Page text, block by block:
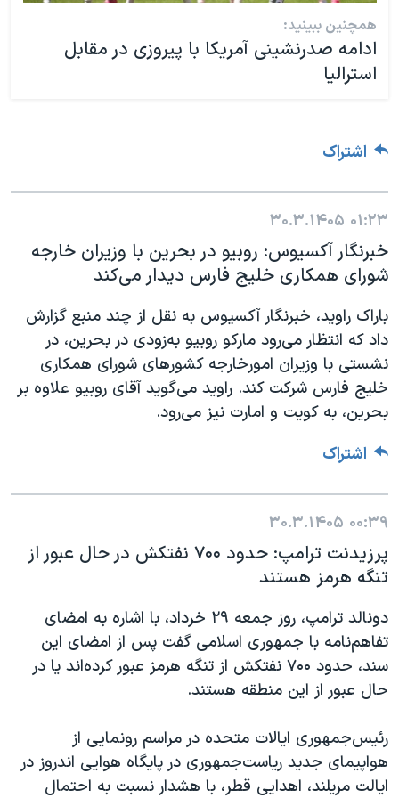
همچنین ببینید:
ادامه صدرنشینی آمریکا با پیروزی در مقابل
استرالیا
اشتراک
۰۱:۲۳ ۳۰.۳.۱۴۰۵
خبرنگار آکسیوس: روبیو در بحرین با وزیران خارجه
شورای همکاری خلیج فارس دیدار می‌کند
باراک راوید، خبرنگار آکسیوس به نقل از چند منبع گزارش
داد که انتظار می‌رود مارکو روبیو به‌زودی در بحرین، در
نشستی با وزیران امورخارجه کشورهای شورای همکاری
خلیج فارس شرکت کند. راوید می‌گوید آقای روبیو علاوه بر
بحرین، به کویت و امارت نیز می‌رود.
اشتراک
۰۰:۳۹ ۳۰.۳.۱۴۰۵
پرزیدنت ترامپ: حدود ۷۰۰ نفتکش در حال عبور از
تنگه هرمز هستند
دونالد ترامپ، روز جمعه ۲۹ خرداد، با اشاره به امضای
تفاهم‌نامه با جمهوری اسلامی گفت پس از امضای این
سند، حدود ۷۰۰ نفتکش از تنگه هرمز عبور کرده‌اند یا در
حال عبور از این منطقه هستند.
رئیس‌جمهوری ایالات متحده در مراسم رونمایی از
هواپیمای جدید ریاست‌جمهوری در پایگاه هوایی اندروز در
ایالت مریلند، اهدایی قطر، با هشدار نسبت به احتمال